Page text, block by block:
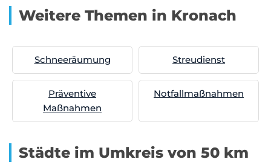
Weitere Themen in Kronach
Schneeräumung Streudienst
Präventive
Maßnahmen
Notfallmaßnahmen
Städte im Umkreis von 50 km